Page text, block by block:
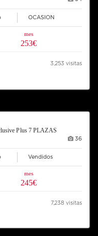
OCASION
mes
253€
3,253 visitas
Plus 7 PLAZAS
36
Vendidos
mes
245€
7,238 visitas